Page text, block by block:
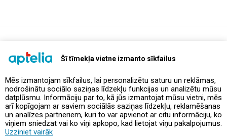
Šī tīmekļa vietne izmanto sīkfailus
Mēs izmantojam sīkfailus, lai personalizētu saturu un reklāmas,
nodrošinātu sociālo saziņas līdzekļu funkcijas un analizētu mūsu
datplūsmu. Informāciju par to, kā jūs izmantojat mūsu vietni, mēs
arī kopīgojam ar saviem sociālās saziņas līdzekļu, reklamēšanas
un analīzes partneriem, kuri to var apvienot ar citu informāciju, ko
viņiem sniedzat vai ko viņi apkopo, kad lietojat viņu pakalpojumus.
Uzziniet vairāk
Предложения и акции
Контакты